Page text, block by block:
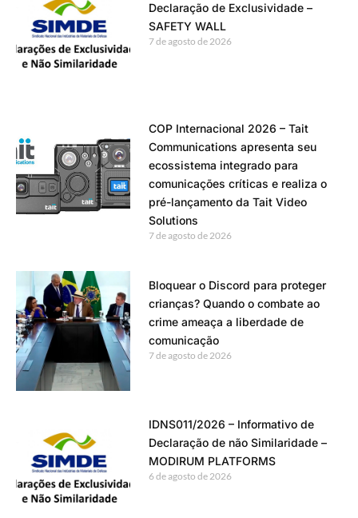
Declaração de Exclusividade –
SAFETY WALL
7 de agosto de 2026
COP Internacional 2026 – Tait
Communications apresenta seu
ecossistema integrado para
comunicações críticas e realiza o
pré-lançamento da Tait Video
Solutions
7 de agosto de 2026
Bloquear o Discord para proteger
crianças? Quando o combate ao
crime ameaça a liberdade de
comunicação
7 de agosto de 2026
IDNS011/2026 – Informativo de
Declaração de não Similaridade –
MODIRUM PLATFORMS
6 de agosto de 2026